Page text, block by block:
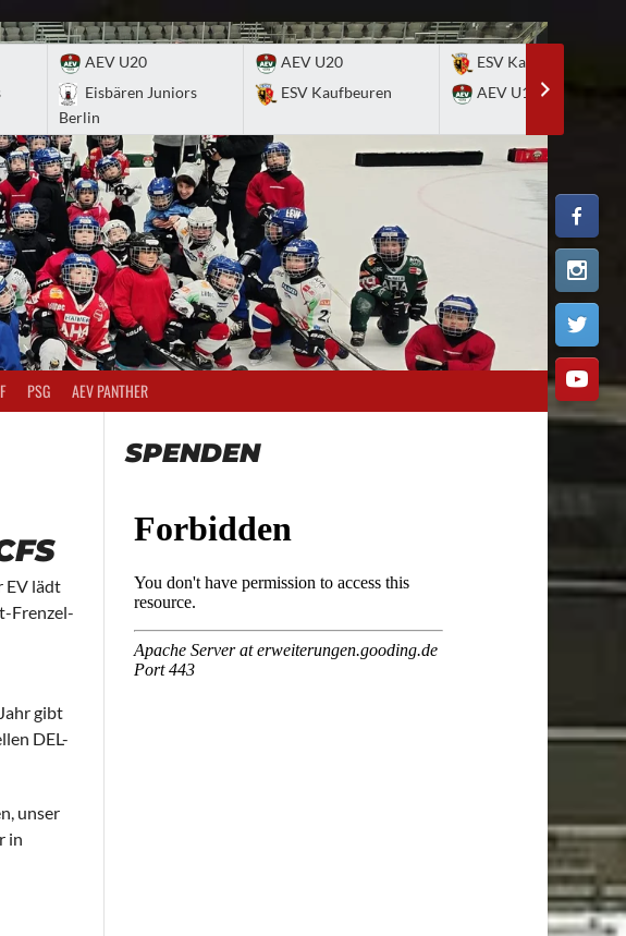
AEV U20
Eisbären Juniors
Berlin
AEV U20
ESV Kaufbeuren
ESV Kaufbeuren
AEV U17
PSG AEV PANTHER
EV lädt
Frenzel-
gibt
DEL-
unser
in
SPENDEN